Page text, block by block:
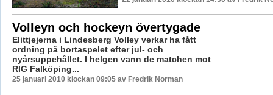
Volleyn och hockeyn övertygade
Elittjejerna i Lindesberg Volley verkar ha fått
ordning på bortaspelet efter jul- och
nyårsuppehållet. I helgen vann de matchen mot
RIG Falköping...
25 januari 2010 klockan 09:05 av Fredrik Norman